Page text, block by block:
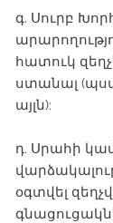
գ. Սուրբ
հատուկ
ստանալ
այլն):
դ. Սրահի
օգտվել